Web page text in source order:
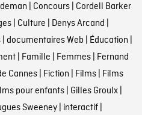
| Concours| Cordell Barker
| Culture | Denys Arcand |
| documentaires Web | Éducation |
| Famille | Femmes| Fernand
Cannes| Fiction | Films| Films
pour enfants| Gilles Groulx|
Sweeney| interactif|